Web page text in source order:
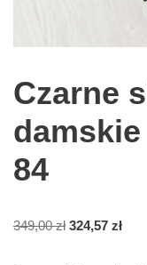
Czarne
84
349,00zł 324,57 zł